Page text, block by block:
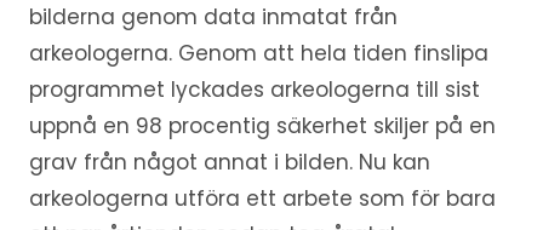
bilderna genom data inmatat från
arkeologerna. Genom att hela tiden finslipa
programmet lyckades arkeologerna till sist
uppnå en 98 procentig säkerhet skiljer på en
grav från något annat i bilden. Nu kan
arkeologerna utföra ett arbete som för bara